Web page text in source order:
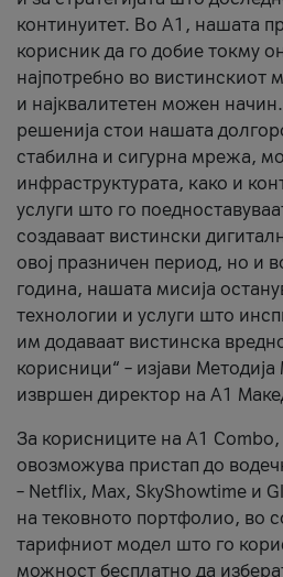
континуитет. Во А1, нашата
корисник да го добие токму
најпотребно во вистинскиот
и најквалитетен можен
решенија стои нашата
стабилна и сигурна мрежа,
инфраструктурата, како и
услуги што го
создаваат вистински
овој празничен период, но и
година, нашата мисија
технологии и услуги што
им додаваат вистинска
корисници“ – изјави
извршен директор на А1
За корисниците на A1
овозможува пристап до
– Netflix, Max, SkyShowtime и
на тековното портфолио, во
тарифниот модел што го
можност бесплатно да